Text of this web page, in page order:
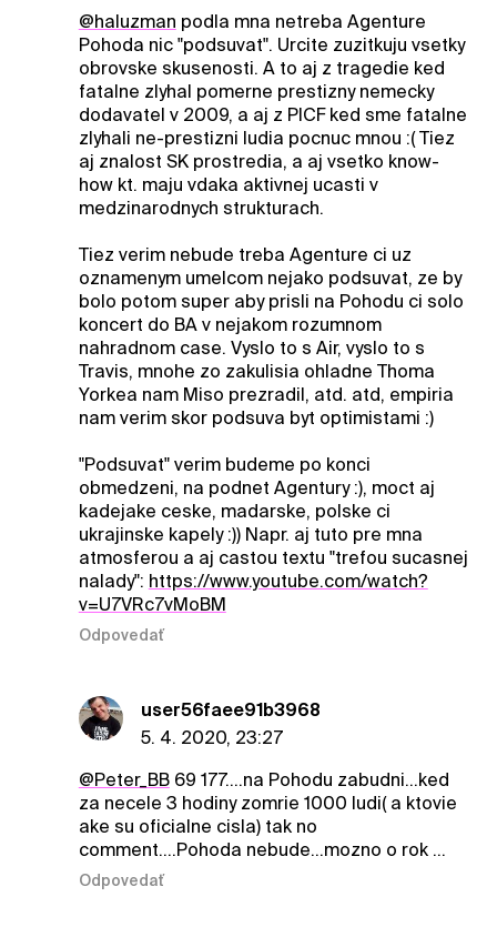
@haluzman podla mna netreba Agenture
Pohoda nic "podsuvat". Urcite zuzitkuju vsetky
obrovske skusenosti. A to aj z tragedie ked
fatalne zlyhal pomerne prestizny nemecky
dodavatel v 2009, a aj z PICF ked sme fatalne
zlyhali ne-prestizni ludia pocnuc mnou :( Tiez
aj znalost SK prostredia, a aj vsetko know-
how kt. maju vdaka aktivnej ucasti v
medzinarodnych strukturach.
Tiez verim nebude treba Agenture ci uz
oznamenym umelcom nejako podsuvat, ze by
bolo potom super aby prisli na Pohodu ci solo
koncert do BA v nejakom rozumnom
nahradnom case. Vyslo to s Air, vyslo to s
Travis, mnohe zo zakulisia ohladne Thoma
Yorkea nam Miso prezradil, atd. atd, empiria
nam verim skor podsuva byt optimistami :)
"Podsuvat" verim budeme po konci
obmedzeni, na podnet Agentury :), moct aj
kadejake ceske, madarske, polske ci
ukrajinske kapely :)) Napr. aj tuto pre mna
atmosferou a aj castou textu "trefou sucasnej
nalady": https://www.youtube.com/watch?
v=U7VRc7vMoBM
Odpovedať
user56faee91b3968
5. 4. 2020, 23:27
@Peter_BB69 177....na Pohodu zabudni...ked
za necele 3 hodiny zomrie 1000 ludi( a ktovie
ake su oficialne cisla) tak no
comment....Pohoda nebude...mozno o rok ...
Odpovedať